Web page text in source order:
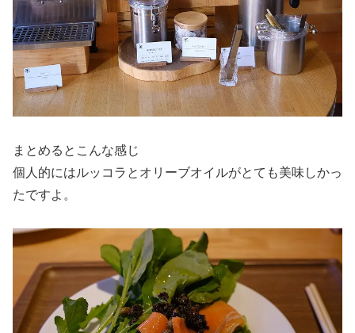
まとめるとこんな感じ
個人的にはルッコラとオリーブオイルがとても美味しかっ
たですよ。